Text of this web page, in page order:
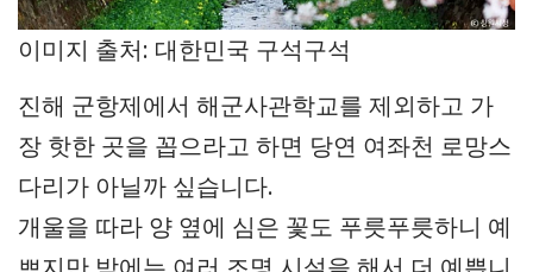
이미지 출처: 대한민국 구석구석
진해 군항제에서 해군사관학교를 제외하고 가
장 핫한 곳을 꼽으라고 하면 당연 여좌천 로망스
다리가 아닐까 싶습니다.
개울을 따라 양 옆에 심은 꽃도 푸릇푸릇하니 예